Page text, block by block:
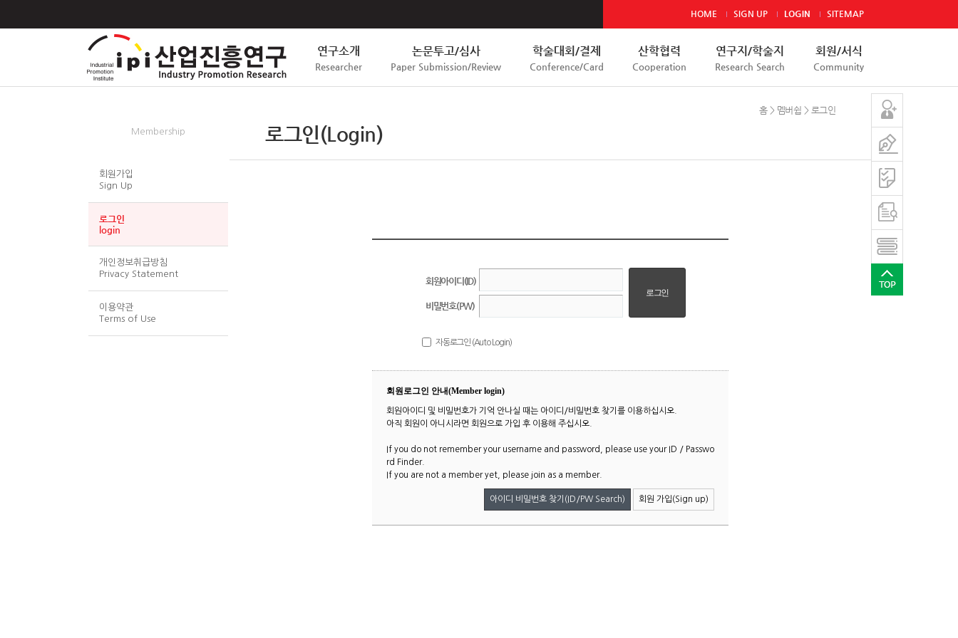
HOME SIGN UP LOGIN SITEMAP
연구소개
Researcher
논문투고/심사
Paper Submission/Review
학술대회/결제
Conference/Card
산학협력
Cooperation
연구지/학술지
Research Search
회원/서식
Community
Membership
회원가입
Sign Up
로그인
login
개인정보취급방침
Privacy Statement
이용약관
Terms of Use
로그인(Login)
홈 > 멤버쉽 > 로그인
회원아이디(ID)
비밀번호(PW)
자동로그인 (Auto Login)
회원로그인 안내(Member login)
회원아이디 및 비밀번호가 기억 안나실 때는 아이디/비밀번호 찾기를 이용하십시오.
아직 회원이 아니시라면 회원으로 가입 후 이용해 주십시오.
If you do not remember your username and password, please use your ID / Passwo
rd Finder.
If you are not a member yet, please join as a member.
아이디 비밀번호 찾기(ID/PW Search) 회원 가입(Sign up)